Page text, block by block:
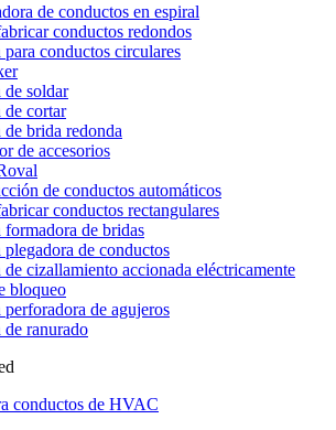
de conductos en espiral
conductos redondos
conductos circulares
soldar
cortar
brida redonda
de accesorios
de conductos automáticos
conductos rectangulares
de bridas
de conductos
cizallamiento accionada eléctricamente
bloqueo
de agujeros
ranurado